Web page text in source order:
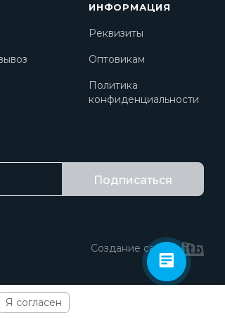
ИНФОРМАЦИЯ
Реквизиты
Оптовикам
Политика
конфиденциальности
Подписаться
Создание сайта
Я согласен